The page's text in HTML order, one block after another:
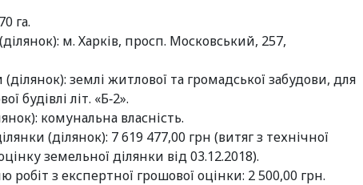
га.
м. Харків, просп. Московський, 257,
землі житлової та громадської забудови, для
будівлі літ. «Б‑2».
комунальна власність.
(ділянок): 7 619 477,00 грн (витяг з технічної
земельної ділянки від 03.12.2018).
з експертної грошової оцінки: 2 500,00 грн.